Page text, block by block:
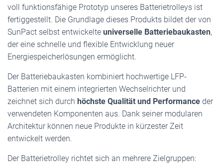
voll funktionsfähige Prototyp unseres Batterietrolleys ist
fertiggestellt. Die Grundlage dieses Produkts bildet der von
SunPact selbst entwickelte universelle Batteriebaukasten,
der eine schnelle und flexible Entwicklung neuer
Energiespeicherlösungen ermöglicht.
Der Batteriebaukasten kombiniert hochwertige LFP-
Batterien mit einem integrierten Wechselrichter und
zeichnet sich durch höchste Qualität und Performance der
verwendeten Komponenten aus. Dank seiner modularen
Architektur können neue Produkte in kürzester Zeit
entwickelt werden.
Der Batterietrolley richtet sich an mehrere Zielgruppen: